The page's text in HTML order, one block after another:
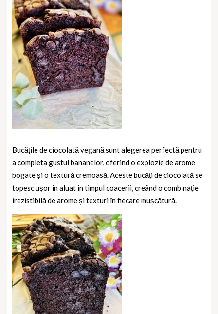
Bucățile de ciocolată vegană sunt alegerea perfectă pentru
a completa gustul bananelor, oferind o explozie de arome
bogate și o textură cremoasă. Aceste bucăți de ciocolată se
topesc ușor în aluat în timpul coacerii, creând o combinație
irezistibilă de arome și texturi în fiecare mușcătură.